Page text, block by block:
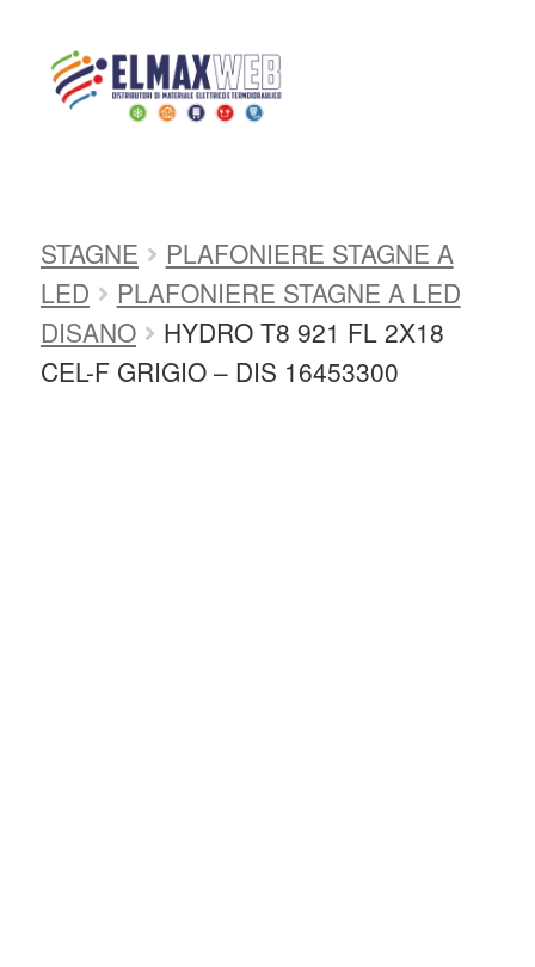
Shop Online
Chi siamo
Preventivo Impianto Elettrico
Home Shop
STAGNE
PLAFONIERE STAGNE A
LED
PLAFONIERE STAGNE A LED
DISANO
HYDRO T8 921 FL 2X18
CEL-F GRIGIO – DIS 16453300